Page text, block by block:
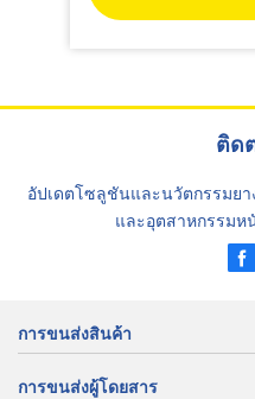
ติด
อัปเดตโซลูชันและนวัตกรรมย
และอุตสาหกรรมห
การขนส่งสินค้า
การขนส่งผู้โดยสาร